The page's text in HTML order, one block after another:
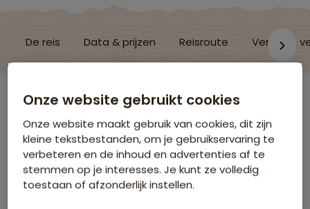
De reis Data & prijzen Reisroute Verblijf &
Tsjechië
Vluchtinformatie
Onze website gebruikt cookies
Onze website maakt gebruik van cookies, dit zijn
kleine tekstbestanden, om je gebruikservaring te
verbeteren en de inhoud en advertenties af te
stemmen op je interesses. Je kunt ze volledig
toestaan of afzonderlijk instellen.